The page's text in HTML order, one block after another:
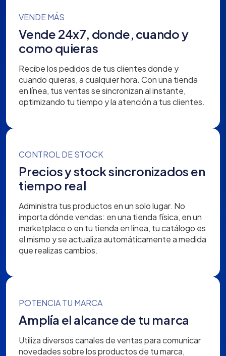
VENDE MÁS
Vende 24x7, donde, cuando y
como quieras
Recibe los pedidos de tus clientes donde y
cuando quieras, a cualquier hora. Con una tienda
en línea, tus ventas se sincronizan al instante,
optimizando tu tiempo y la atención a tus clientes.
CONTROL DE STOCK
Precios y stock sincronizados en
tiempo real
Administra tus productos en un solo lugar. No
importa dónde vendas: en una tienda física, en un
marketplace o en tu tienda en línea, tu catálogo es
el mismo y se actualiza automáticamente a medida
que realizas cambios.
POTENCIA TU MARCA
Amplía el alcance de tu marca
Utiliza diversos canales de ventas para comunicar
novedades sobre los productos de tu marca,